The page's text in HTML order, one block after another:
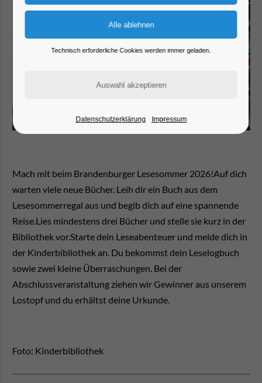
Mach mit beim Brandenburger Lesesommer 2026!Auf dich
warten viele neue Bücher. Leih dir ein Buch aus dem
Lesesommerregal aus und begib dich auf eine spannende
Reise.Lies mindestens drei Bücher und stelle sie kurz in der
Bibliothek vor.Starte dein Leseabenteuer und melde dich in
der Kinderbibliothek an. Du bekommst dein Leselogbuch
sowie zwei kleine Überraschungen. Bei der
Abschlussveranstaltung ziehen wir Gewinner aus unserem
Lostopf und du erhältst deine Urkunde.
Foto: Kinderbibliothek
Technisch erforderliche Cookies werden immer geladen.
Datenschutzerklärung Impressum